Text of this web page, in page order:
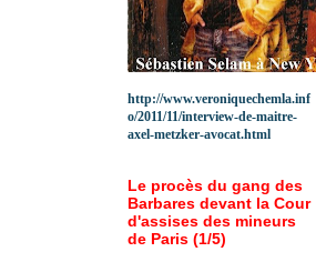
http://www.veroniquechemla.inf
o/2011/11/interview-de-maitre-
axel-metzker-avocat.html
Le procès du gang des
Barbares devant la Cour
d'assises des mineurs
de Paris (1/5)